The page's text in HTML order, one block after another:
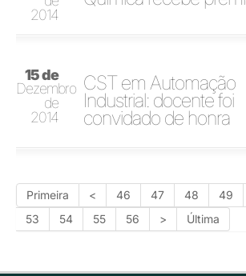
2014
15 de
Dezembro
de
2014
CST em Automação
Industrial: docente foi
convidado de honra
Primeira < 46 47 48 49
53
54 55 56 > Última